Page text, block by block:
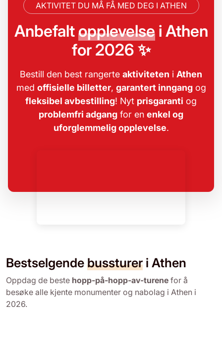
AKTIVITET DU MÅ FÅ MED DEG I ATHEN
Anbefaltopplevelsei Athen
for 2026 ✨
Bestill den best rangerte aktiviteten i Athen
med offisielle billetter, garantert inngangog
fleksibel avbestilling! Nyt prisgaranti og
problemfri adgang for en enkel og
uforglemmelig opplevelse.
Bestselgende bussturer i Athen
Oppdag de beste hopp-på-hopp-av-turene for å
besøke alle kjente monumenter og nabolag i Athen i
2026.